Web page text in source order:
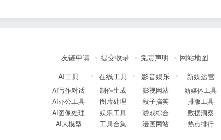
友链申请 提交收录 免责声明
网站地图
AI工具
AI写作对话
AI办公工具
AI图像处理
AI大模型
在线工具
制作生成
图片处理
娱乐工具
工具合集
影音娱乐
影视网站
段子搞笑
游戏综合
漫画网站
新媒运营
新媒体工具
排版工具
数据洞察
热点排行